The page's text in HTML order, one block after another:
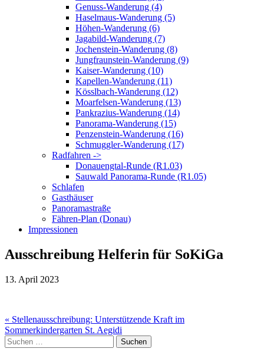
Genuss-Wanderung (4)
Haselmaus-Wanderung (5)
Höhen-Wanderung (6)
Jagabild-Wanderung (7)
Jochenstein-Wanderung (8)
Jungfraunstein-Wanderung (9)
Kaiser-Wanderung (10)
Kapellen-Wanderung (11)
Kösslbach-Wanderung (12)
Moarfelsen-Wanderung (13)
Pankrazius-Wanderung (14)
Panorama-Wanderung (15)
Penzenstein-Wanderung (16)
Schmuggler-Wanderung (17)
Radfahren ->
Donauengtal-Runde (R1.03)
Sauwald Panorama-Runde (R1.05)
Schlafen
Gasthäuser
Panoramastraße
Fähren-Plan (Donau)
Impressionen
Ausschreibung Helferin für SoKiGa
13. April 2023
Beitragsnavigation
« Stellenausschreibung: Unterstützende Kraft im
Sommerkindergarten St. Aegidi
Suche